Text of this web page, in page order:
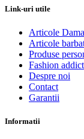
Link-uri utile
Articole Dama
Articole
Produse
Fashion addict
Despre noi
Contact
Garantii
Informatii